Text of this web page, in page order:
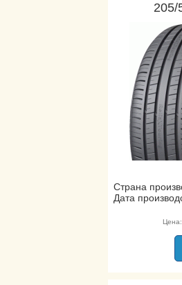
205/
Страна
Дата
Цена: